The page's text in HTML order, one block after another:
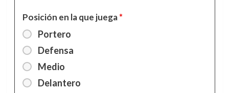
Posición en la que juega*
Portero
Defensa
Medio
Delantero